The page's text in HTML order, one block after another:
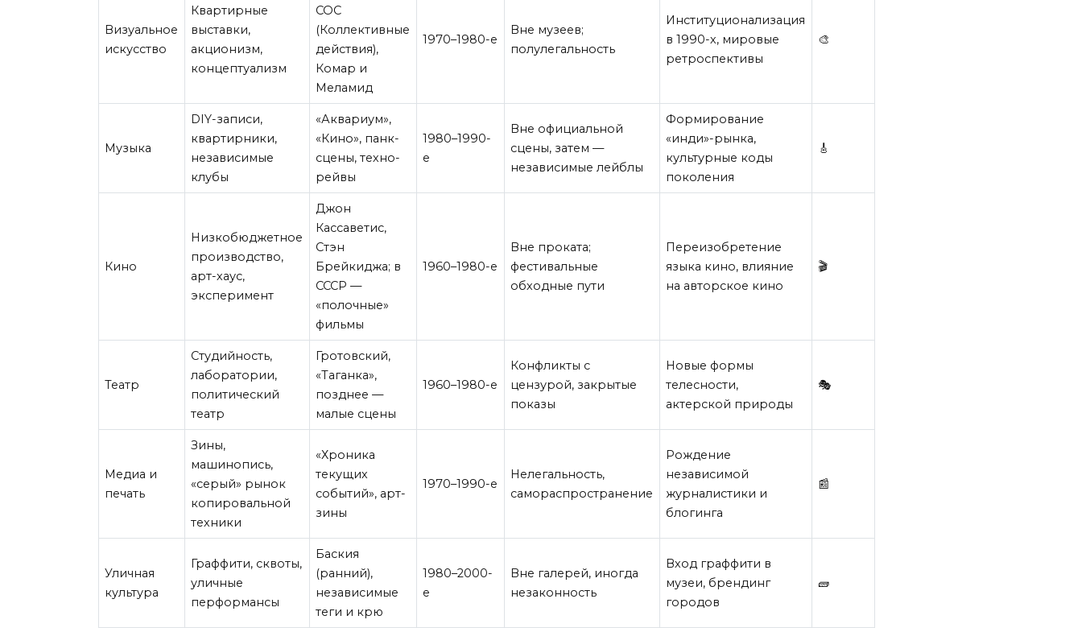
Визуальное
искусство
Квартирные
выставки,
акционизм,
концептуализм
СОС
(Коллективные
действия),
Комар и
Меламид
1970–1980-е
Вне музеев;
полулегальность
Институционализация
в 1990-х, мировые
ретроспективы
🎨
Музыка
DIY-записи,
квартирники,
независимые
клубы
«Аквариум»,
«Кино», панк-
сцены, техно-
рейвы
1980–1990-
е
Вне официальной
сцены, затем —
независимые лейблы
Формирование
«инди»-рынка,
культурные коды
поколения
🎸
Кино
Низкобюджетное
производство,
арт-хаус,
эксперимент
Джон
Кассаветис,
Стэн
Брейкиджа; в
СССР —
«полочные»
фильмы
1960–1980-е
Вне проката;
фестивальные
обходные пути
Переизобретение
языка кино, влияние
на авторское кино
🎬
Театр
Студийность,
лаборатории,
политический
театр
Гротовский,
«Таганка»,
позднее —
малые сцены
1960–1980-е
Конфликты с
цензурой, закрытые
показы
Новые формы
телесности,
актерской природы
🎭
Медиа и
печать
Зины,
машинопись,
«серый» рынок
копировальной
техники
«Хроника
текущих
событий», арт-
зины
1970–1990-е
Нелегальность,
самораспространение
Рождение
независимой
журналистики и
блогинга
📰
Уличная
культура
Граффити, сквоты,
уличные
перформансы
Баския
(ранний),
независимые
теги и крю
1980–2000-
е
Вне галерей, иногда
незаконность
Вход граффити в
музеи, брендинг
городов
🧱